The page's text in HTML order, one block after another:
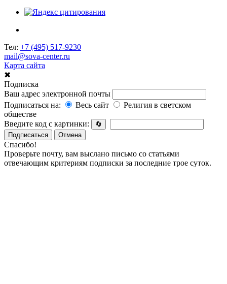
Тел: +7 (495) 517-9230
mail@sova-center.ru
Карта сайта
✖
Подписка
Ваш адрес электронной почты
Подписаться на:
Весь сайт
Религия в светском
обществе
Введите код с картинки:
🔄
Подписаться
Отмена
Спасибо!
Проверьте почту, вам выслано письмо со статьями
отвечающим критериям подписки за последние трое суток.